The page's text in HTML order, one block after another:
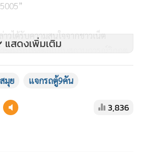
วได้รับความสนใจจากชาวเน็ต
ของรถให้สู้ต่อไปในสถานการณ์วิกฤต
รษฐกิจในขณะนี้ และต่างแชร์เพราะ
ยอดกดไลก์ 800 ครั้ง และแชร์ไปกว่า
แสดงเพิ่มเติม
มุย แจกรถตู้9คัน
3,836